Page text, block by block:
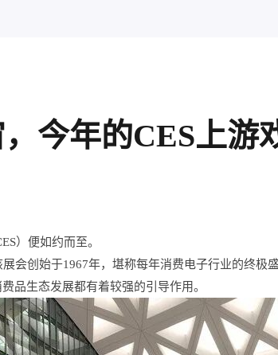
今年的CES上游
）便如约而至。
会创始于1967年，堪称每年消费电子行业的终极
品生态发展都有着较强的引导作用。